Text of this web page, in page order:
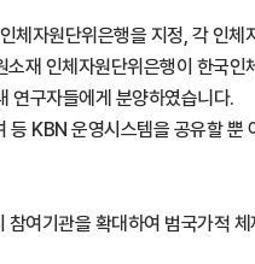
원단위은행을 지정, 각 인체
재 인체자원단위은행이 한
연구자들에게 분양하였습니다.
KBN 운영시스템을 공유할
기관을 확대하여 범국가적 체